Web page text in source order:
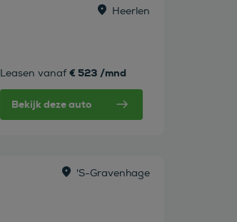
Heerlen
Leasen vanaf € 523 /mnd
Bekijk deze auto
's-Gravenhage